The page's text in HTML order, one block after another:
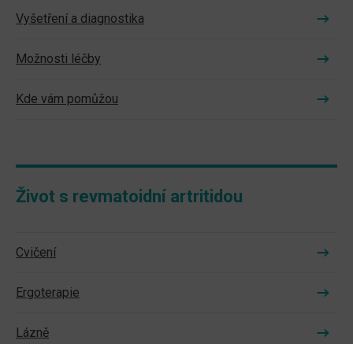
Vyšetření a diagnostika
Možnosti léčby
Kde vám pomůžou
Život s revmatoidní artritidou
Cvičení
Ergoterapie
Lázně